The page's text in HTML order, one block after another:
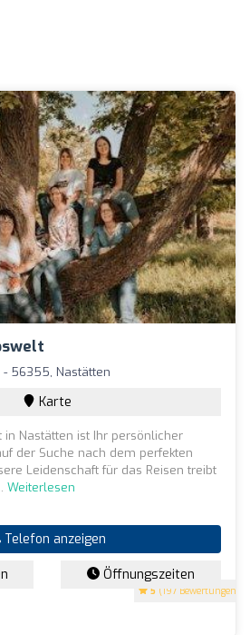
5 (197 Bewertungen)
56355, Nastätten
Karte
in Nastätten ist Ihr persönlicher
der Suche nach dem perfekten
Leidenschaft für das Reisen treibt
Weiterlesen
Telefon anzeigen
Öffnungszeiten